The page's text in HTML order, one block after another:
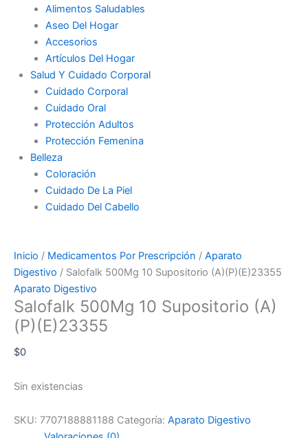
Alimentos Saludables
Aseo Del Hogar
Accesorios
Artículos Del Hogar
Salud Y Cuidado Corporal
Cuidado Corporal
Cuidado Oral
Protección Adultos
Protección Femenina
Belleza
Coloración
Cuidado De La Piel
Cuidado Del Cabello
Inicio / Medicamentos Por Prescripción / Aparato
Digestivo / Salofalk 500Mg 10 Supositorio (A)(P)(E)23355
Aparato Digestivo
Salofalk 500Mg 10 Supositorio (A)
(P)(E)23355
$0
Sin existencias
SKU: 7707188881188 Categoría: Aparato Digestivo